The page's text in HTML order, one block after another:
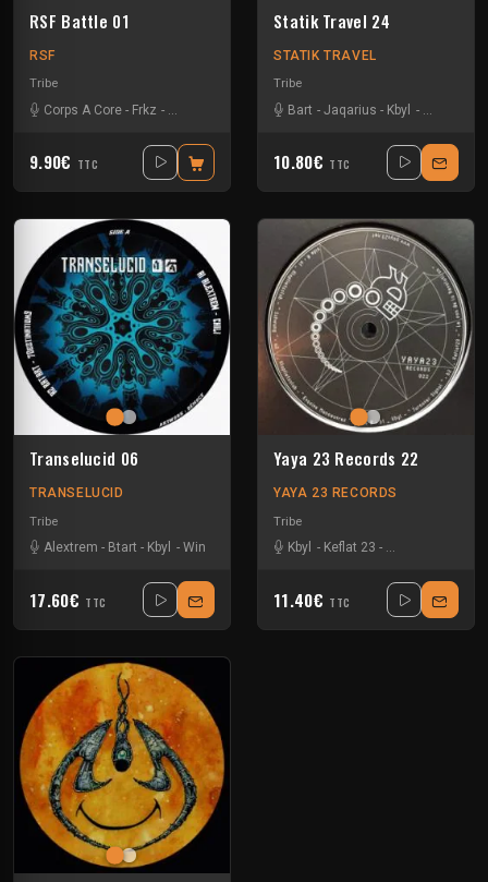
RSF Battle 01
RSF
Tribe
Corps A Core - Frkz - Jaquarius Neeko
9.90€ TTC
Statik Travel 24
STATIK TRAVEL
Tribe
Bart - Jaqarius - Kbyl - Tettsuo
10.80€ TTC
Transelucid 06
TRANSELUCID
Tribe
Alextrem - Btart - Kbyl - Win
17.60€ TTC
Yaya 23 Records 22
YAYA 23 RECORDS
Tribe
Kbyl - Keflat 23 - Klapfietsclub
11.40€ TTC